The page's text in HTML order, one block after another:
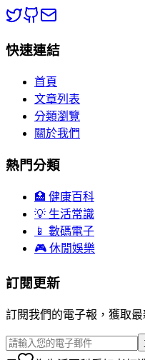
快速連結
首頁
文章列表
分類瀏覽
關於我們
熱門分類
🏥 健康百科
💡 生活常識
📱 數碼電子
🎮 休閒娛樂
訂閱更新
訂閱我們的電子報，獲取